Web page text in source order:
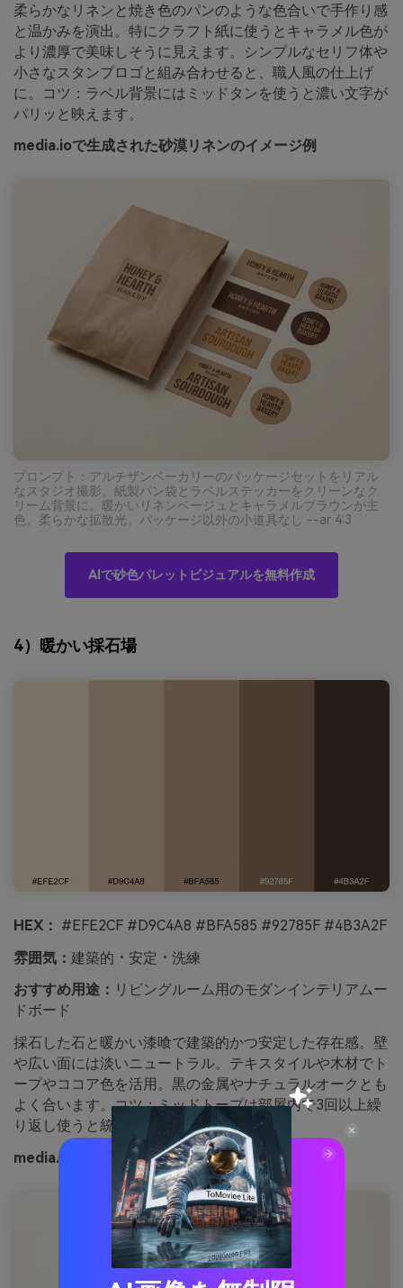
柔らかなリネンと焼き色のパンのような色合いで手作り感
と温かみを演出。特にクラフト紙に使うとキャラメル色が
より濃厚で美味しそうに見えます。シンプルなセリフ体や
小さなスタンプロゴと組み合わせると、職人風の仕上げ
に。コツ：ラベル背景にはミッドタンを使うと濃い文字が
パリッと映えます。
media.ioで生成された砂漠リネンのイメージ例
プロンプト：アルチザンベーカリーのパッケージセットをリアル
なスタジオ撮影。紙製パン袋とラベルステッカーをクリーンなク
リーム背景に。暖かいリネンベージュとキャラメルブラウンが主
色。柔らかな拡散光。パッケージ以外の小道具なし --ar 4:3
AIで砂色パレットビジュアルを無料作成
4）暖かい採石場
HEX： #EFE2CF #D9C4A8 #BFA585 #92785F #4B3A2F
雰囲気： 建築的・安定・洗練
おすすめ用途： リビングルーム用のモダンインテリアムー
ドボード
採石した石と暖かい漆喰で建築的かつ安定した存在感。壁
や広い面には淡いニュートラル。テキスタイルや木材でト
ープやココア色を活用。黒の金属やナチュラルオークとも
よく合います。コツ：ミッドトープは部屋内で3回以上繰
り返し使うと統一感。
media.ioで生成された暖かい採石場のイメージ例